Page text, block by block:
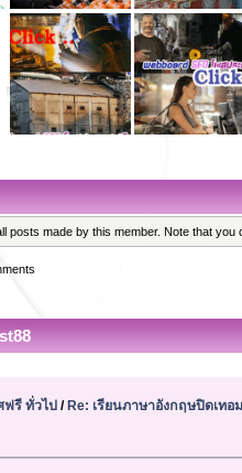
posts made by this member. Note that
ฟรี ทั่วไป /Re: เรียนภาษาอังกฤษปิดเท